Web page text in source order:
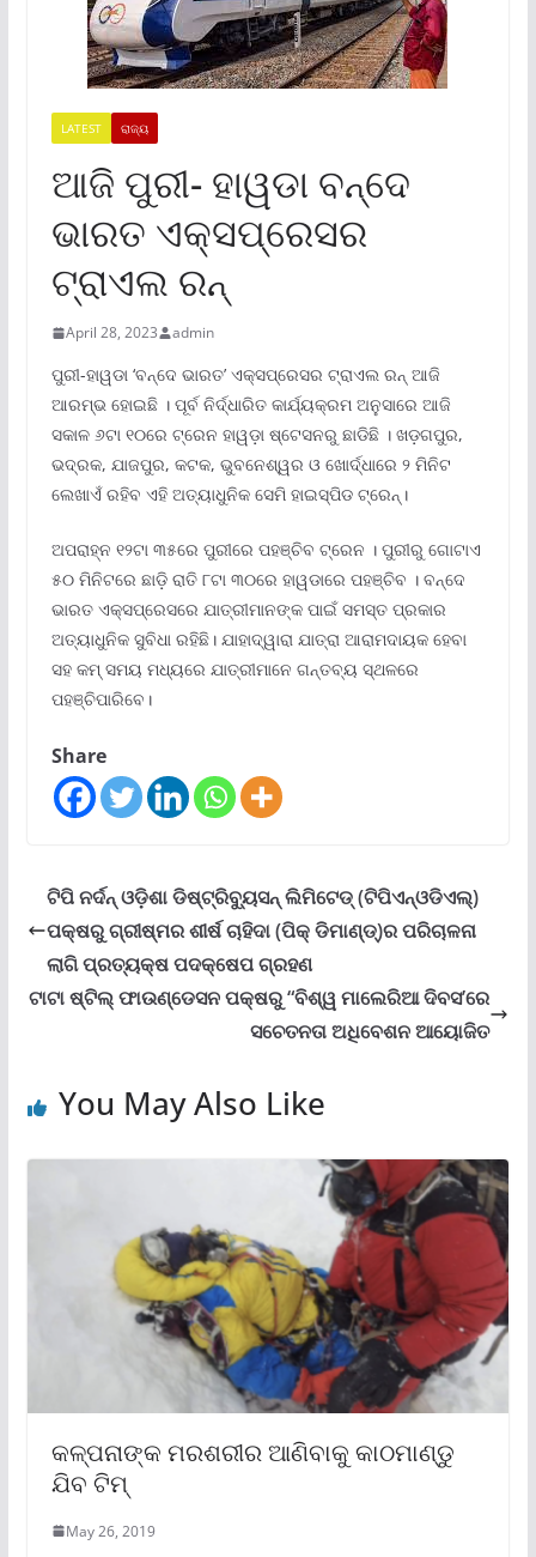
LATEST ରାଜ୍ୟ
ଆଜି ପୁରୀ- ହାୱଡା ବନ୍ଦେ
ଭାରତ ଏକ୍ସପ୍ରେସର
ଟ୍ରାଏଲ ରନ୍
April 28, 2023 admin
ପୁରୀ-ହାୱଡା ‘ବନ୍ଦେ ଭାରତ’ ଏକ୍ସପ୍ରେସର ଟ୍ରାଏଲ ରନ୍ ଆଜି
ଆରମ୍ଭ ହୋଇଛି । ପୂର୍ବ ନିର୍ଦ୍ଧାରିତ କାର୍ଯ୍ୟକ୍ରମ ଅନୁସାରେ ଆଜି
ସକାଳ ୬ଟା ୧୦ରେ ଟ୍ରେନ ହାୱଡ଼ା ଷ୍ଟେସନରୁ ଛାଡିଛି । ଖଡ଼ଗପୁର,
ଭଦ୍ରକ, ଯାଜପୁର, କଟକ, ଭୁବନେଶ୍ୱର ଓ ଖୋର୍ଦ୍ଧାରେ ୨ ମିନିଟ
ଲେଖାଏଁ ରହିବ ଏହି ଅତ୍ୟାଧୁନିକ ସେମି ହାଇସ୍ପିଡ ଟ୍ରେନ୍।
ଅପରାହ୍ନ ୧୨ଟା ୩୫ରେ ପୁରୀରେ ପହଞ୍ଚିବ ଟ୍ରେନ । ପୁରୀରୁ ଗୋଟାଏ
୫୦ ମିନିଟରେ ଛାଡ଼ି ରାତି ୮ଟା ୩୦ରେ ହାୱଡାରେ ପହଞ୍ଚିବ । ବନ୍ଦେ
ଭାରତ ଏକ୍ସପ୍ରେସରେ ଯାତ୍ରୀମାନଙ୍କ ପାଇଁ ସମସ୍ତ ପ୍ରକାର
ଅତ୍ୟାଧୁନିକ ସୁବିଧା ରହିଛି। ଯାହାଦ୍ୱାରା ଯାତ୍ରା ଆରାମଦାୟକ ହେବା
ସହ କମ୍ ସମୟ ମଧ୍ୟରେ ଯାତ୍ରୀମାନେ ଗନ୍ତବ୍ୟ ସ୍ଥଳରେ
ପହଞ୍ଚିପାରିବେ।
Share
ଟିପି ନର୍ଦନ୍ ଓଡ଼ିଶା ଡିଷ୍ଟ୍ରିବ୍ୟୁସନ୍ ଲିମିଟେଡ୍ (ଟିପିଏନ୍‌ଓଡିଏଲ୍‌)
ପକ୍ଷରୁ ଗ୍ରୀଷ୍ମର ଶୀର୍ଷ ଚାହିଦା (ପିକ୍ ଡିମାଣ୍ଡ୍‌)ର ପରିଚାଳନା
ଲାଗି ପ୍ରତ୍ୟକ୍ଷ ପଦକ୍ଷେପ ଗ୍ରହଣ
ଟାଟା ଷ୍ଟିଲ୍ ଫାଉଣ୍ଡେସନ ପକ୍ଷରୁ “ବିଶ୍ୱ ମାଲେରିଆ ଦିବସ’ରେ
ସଚେତନତା ଅଧିବେଶନ ଆୟୋଜିତ
You May Also Like
କଳ୍ପନାଙ୍କ ମରଶରୀର ଆଣିବାକୁ କାଠମାଣ୍ଡୁ
ଯିବ ଟିମ୍
May 26, 2019